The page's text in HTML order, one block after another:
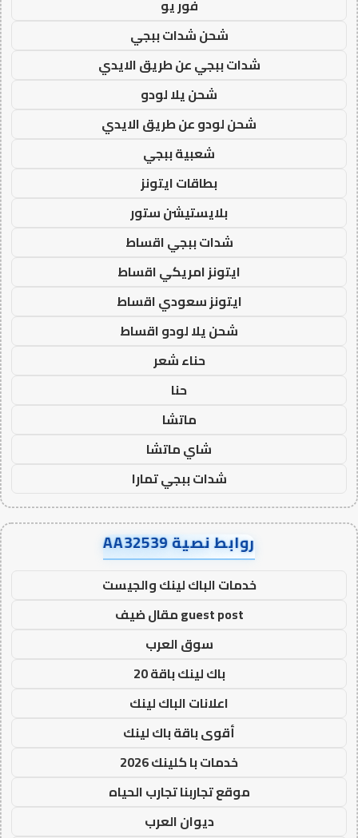
فور يو
شحن شدات ببجي
شدات ببجي عن طريق الايدي
شحن يلا لودو
شحن لودو عن طريق الايدي
شعبية ببجي
بطاقات ايتونز
بلايستيشن ستور
شدات ببجي اقساط
ايتونز امريكي اقساط
ايتونز سعودي اقساط
شحن يلا لودو اقساط
حناء شعر
حنا
ماتشا
شاي ماتشا
شدات ببجي تمارا
روابط نصية AA32539
خدمات الباك لينك والجيست
guest post مقال ضيف
سوق العرب
باك لينك باقة 20
اعلانات الباك لينك
أقوى باقة باك لينك
خدمات با كلينك 2026
موقع تجاربنا تجارب الحياه
ديوان العرب